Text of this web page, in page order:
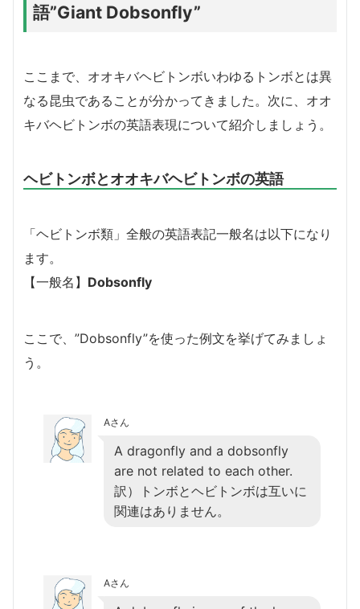
語”Giant Dobsonfly”
ここまで、オオキバヘビトンボいわゆるトンボとは異
なる昆虫であることが分かってきました。次に、オオ
キバヘビトンボの英語表現について紹介しましょう。
ヘビトンボとオオキバヘビトンボの英語
「ヘビトンボ類」全般の英語表記一般名は以下になり
ます。
【一般名】 Dobsonfly
ここで、”Dobsonfly”を使った例文を挙げてみましょ
う。
Aさん
A dragonfly and a dobsonfly
are not related to each other.
訳）トンボとヘビトンボは互いに
関連はありません。
Aさん